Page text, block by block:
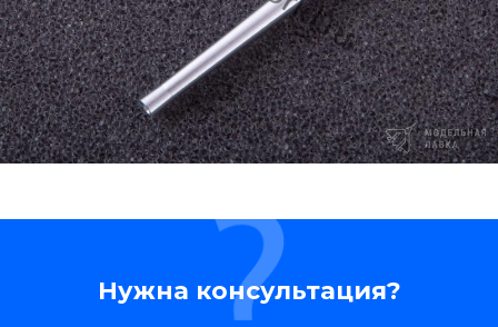
Нужна консультация?